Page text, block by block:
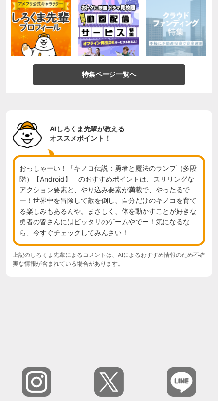
特集ページ一覧へ
AIしろくま先輩が教える
オススメポイント！
おっしゃーい！「キノコ伝説：勇者と魔法のランプ（多段
階）【Android】」のおすすめポイントは、スリリングな
アクション要素と、やり込み要素が満載で、やったるで
ー！世界中を冒険して敵を倒し、自分だけのキノコを育て
る楽しみもあるんや。まさしく、体を動かすことが好きな
勇者の皆さんにはピッタリのゲームやでー！気になるな
ら、今すぐチェックしてみんさい！
上記のしろくま先輩によるコメントは、AIによるおすすめ情報のため不確
実な情報が含まれている場合があります。